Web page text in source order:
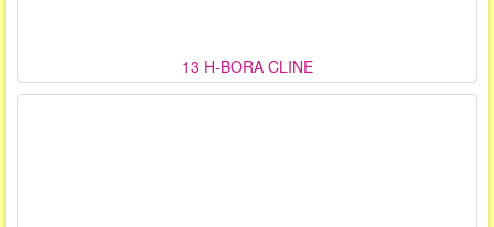
13 H-BORA CLINE